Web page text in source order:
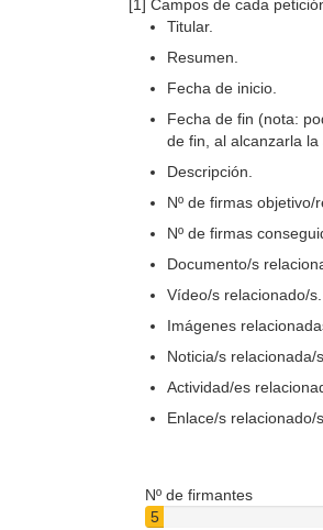
[1] Campos de cada
Titular.
Resumen.
Fecha de inicio.
Fecha de fin (nota:
de fin, al alcanzarla la
Descripción.
Nº de firmas objetivo/
Nº de firmas
Documento/s
Vídeo/s relacionado/s.
Imágenes
Noticia/s relacionada/s.
Actividad/es
Enlace/s relacionado/s.
Nº de firmantes
5